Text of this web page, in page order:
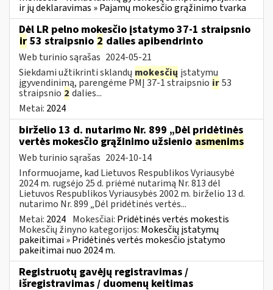
ir jų deklaravimas » Pajamų mokesčio grąžinimo tvarka
Dėl LR pelno mokesčio įstatymo 37-1 straipsnio
ir 53 straipsnio 2 dalies apibendrinto
Web turinio sąrašas 2024-05-21
Siekdami užtikrinti sklandų mokesčių įstatymų
įgyvendinimą, parengėme PMĮ 37-1 straipsnio ir53
straipsnio 2 dalies...
Metai: 2024
birželio 13 d. nutarimo Nr. 899 „Dėl pridėtinės
vertės mokesčio grąžinimo užsienio asmenims
Web turinio sąrašas 2024-10-14
Informuojame, kad Lietuvos Respublikos Vyriausybė
2024 m. rugsėjo 25 d. priėmė nutarimą Nr. 813 dėl
Lietuvos Respublikos Vyriausybės 2002 m. birželio 13 d.
nutarimo Nr. 899 „Dėl pridėtinės vertės...
Metai: 2024 Mokesčiai: Pridėtinės vertės mokestis
Mokesčių žinyno kategorijos: Mokesčių įstatymų
pakeitimai » Pridėtinės vertės mokesčio įstatymo
pakeitimai nuo 2024 m.
Registruotų gavėjų registravimas /
išregistravimas / duomenų keitimas